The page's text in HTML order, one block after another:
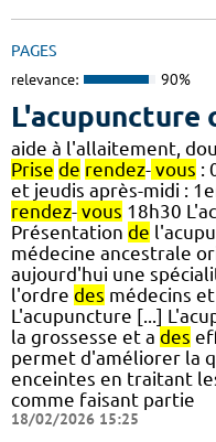
PAGES
relevance: 90%
L'acupuncture
aide à l'allaitement,
Prise de rendez- vous :
et jeudis après-midi :
rendez- vous 18h30
Présentation de
médecine ancestrale
aujourd'hui une
l'ordre des médecins et
L'acupuncture [...]
la grossesse et a des
permet d'améliorer la
enceintes en traitant
comme faisant partie
18/02/2026 15:25